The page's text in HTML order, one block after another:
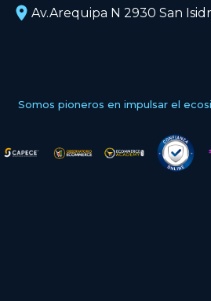
Av.Arequipa N 2930 San
Somos pioneros en impulsar el